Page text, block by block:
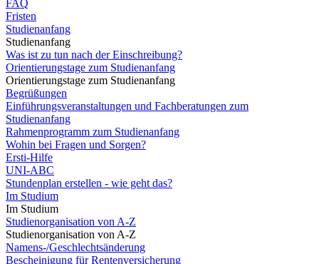
FAQ
Fristen
Studienanfang
Studienanfang
Was ist zu tun nach der Einschreibung?
Orientierungstage zum Studienanfang
Orientierungstage zum Studienanfang
Begrüßungen
Einführungsveranstaltungen und Fachberatungen zum
Studienanfang
Rahmenprogramm zum Studienanfang
Wohin bei Fragen und Sorgen?
Ersti-Hilfe
UNI-ABC
Stundenplan erstellen - wie geht das?
Im Studium
Im Studium
Studienorganisation von A-Z
Studienorganisation von A-Z
Namens-/Geschlechtsänderung
Bescheinigung für Rentenversicherung